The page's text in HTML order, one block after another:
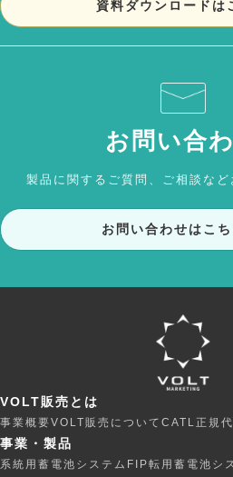
資料ダウンロードは
お問い合
製品に関するご質問、ご相談など
お問い合わせはこち
VOLT販売とは
事業概要VOLT販売について CATL正規
事業・製品
系統用蓄電池システム FIP転用蓄電池シ